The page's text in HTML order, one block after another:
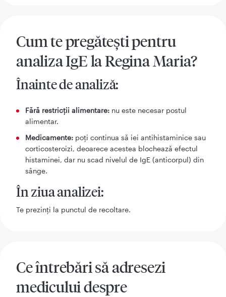
Cum te pregătești pentru
analiza IgE la Regina Maria?
Înainte de analiză:
Fără restricții alimentare: nu este necesar postul
alimentar.
Medicamente: poți continua să iei antihistaminice sau
corticosteroizi, deoarece acestea blochează efectul
histaminei, dar nu scad nivelul de IgE (anticorpul) din
sânge.
În ziua analizei:
Te prezinți la punctul de recoltare.
Ce întrebări să adresezi
medicului despre